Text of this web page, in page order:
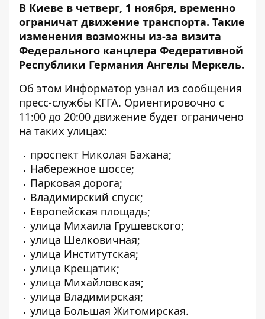
В Киеве в четверг, 1 ноября, временно
ограничат движение транспорта. Такие
изменения возможны из-за визита
Федерального канцлера Федеративной
Республики Германия Ангелы Меркель.
Об этом Информатор узнал из сообщения
пресс-службы КГГА. Ориентировочно с
11:00 до 20:00 движение будет ограничено
на таких улицах:
проспект Николая Бажана;
Набережное шоссе;
Парковая дорога;
Владимирский спуск;
Европейская площадь;
улица Михаила Грушевского;
улица Шелковичная;
улица Институтская;
улица Крещатик;
улица Михайловская;
улица Владимирская;
улица Большая Житомирская.